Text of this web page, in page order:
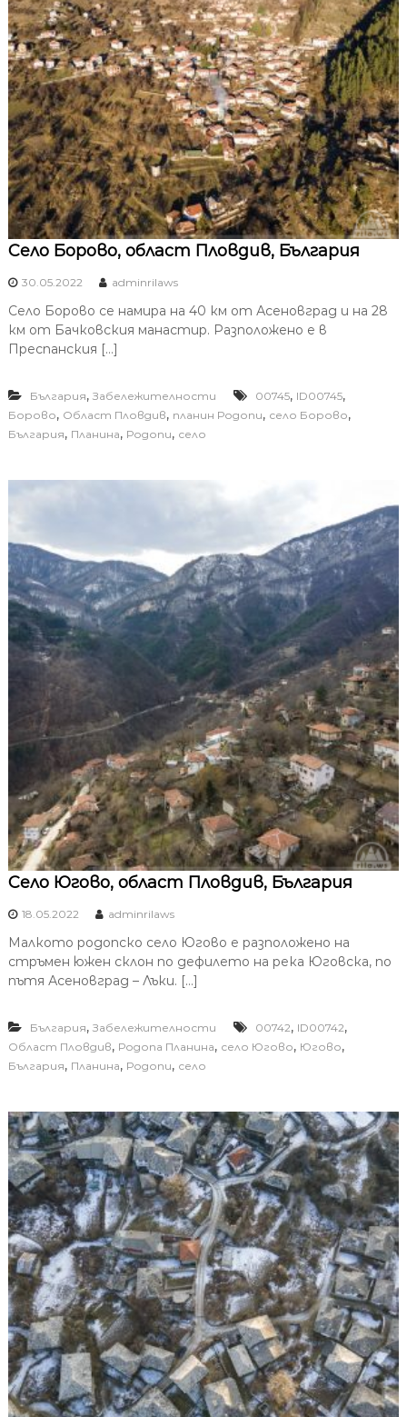
Село Борово, област Пловдив, България
30.05.2022 adminrilaws
Село Борово се намира на 40 км от Асеновград и на 28
км от Бачковския манастир. Разположено е в
Преспанския […]
България, Забележителности 00745, ID00745,
Борово, Област Пловдив, планин Родопи, село Борово,
България, Планина, Родопи, село
Село Югово, област Пловдив, България
18.05.2022 adminrilaws
Малкото родопско село Югово е разположено на
стръмен южен склон по дефилето на река Юговска, по
пътя Асеновград – Лъки. […]
България, Забележителности 00742, ID00742,
Област Пловдив, Родопа Планина, село Югово, Югово,
България, Планина, Родопи, село